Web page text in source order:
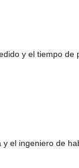
y el tiempo de
el ingeniero de